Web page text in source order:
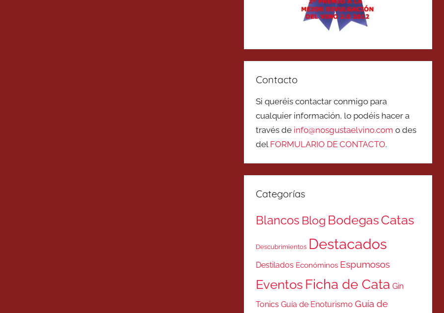
Contacto
Si queréis contactar conmigo para
cualquier información, lo podéis hacer a
través de info@nosgustaelvino.com o des
del FORMULARIO DE CONTACTO.
Categorías
Blancos Blog BodegasCatas
Descubrimientos Destacados
Destilados Económinos Espumosos
Eventos Ficha de Cata Gin
Tonics Guía de Enoturismo Guía de